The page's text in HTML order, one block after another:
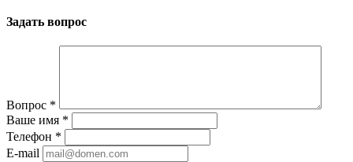
Задать вопрос
Вопрос *
Ваше имя *
Телефон *
E-mail